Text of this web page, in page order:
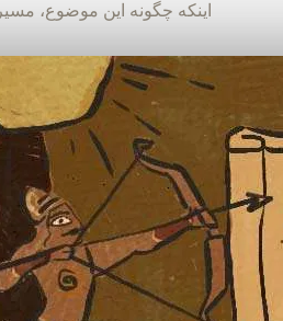
اینکه چگونه این موضوع،